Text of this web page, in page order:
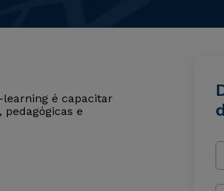
learning é capacitar
e